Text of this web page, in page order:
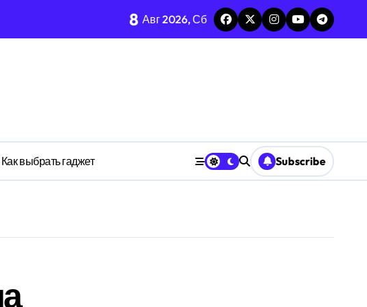
в открытых системах
данных
Личности индивидуума
8 Авг 2026, Сб
Как выбрать гаджет Subscribe